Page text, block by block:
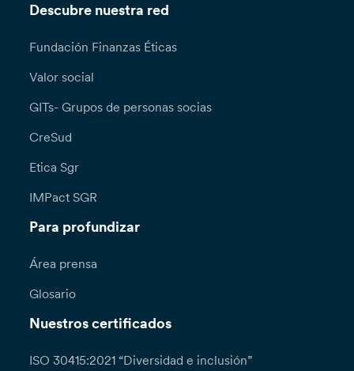
Descubre nuestra red
Fundación Finanzas Éticas
Valor social
GITs- Grupos de personas socias
CreSud
Etica Sgr
IMPact SGR
Para profundizar
Área prensa
Glosario
Nuestros certificados
ISO 30415:2021 “Diversidad e inclusión”